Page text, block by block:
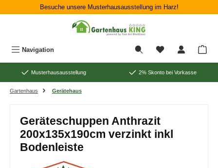
Zum Hauptinhalt springenBesuche unsere Musterhausausstellung im Harz!
Navigation
Musterhausausstellung 2% Skonto bei Vorkasse
Gartenhaus Gerätehaus
Geräteschuppen Anthrazit
200x135x190cm verzinkt inkl
Bodenleiste